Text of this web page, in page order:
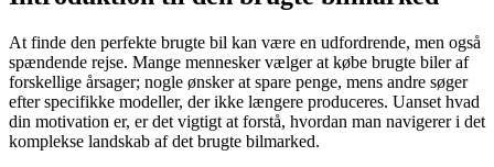
At finde den perfekte brugte bil kan være en udfordrende, men også
spændende rejse. Mange mennesker vælger at købe brugte biler af
forskellige årsager; nogle ønsker at spare penge, mens andre søger
efter specifikke modeller, der ikke længere produceres. Uanset hvad
din motivation er, er det vigtigt at forstå, hvordan man navigerer i det
komplekse landskab af det brugte bilmarked.